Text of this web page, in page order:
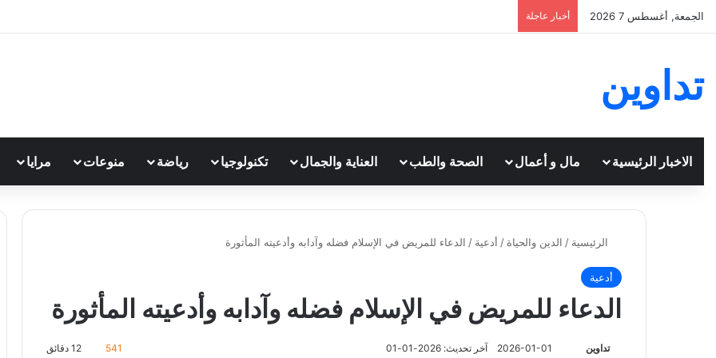
الجمعة, أغسطس 7 2026 أخبار عاجلة
تداوين
الاخبار الرئيسية مال و أعمال الصحة والطب العناية والجمال تكنولوجيا رياضة منوعات مرايا
الرئيسية / الدين والحياة / أدعية / الدعاء للمريض في الإسلام فضله وآدابه وأدعيته المأثورة
أدعية
الدعاء للمريض في الإسلام فضله وآدابه وأدعيته المأثورة
تداوين 2026-01-01 آخر تحديث: 2026-01-01 541